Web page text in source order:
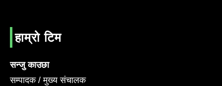
हाम्रो टिम
सन्जु काउछा
सम्पादक / मुख्य संचालक